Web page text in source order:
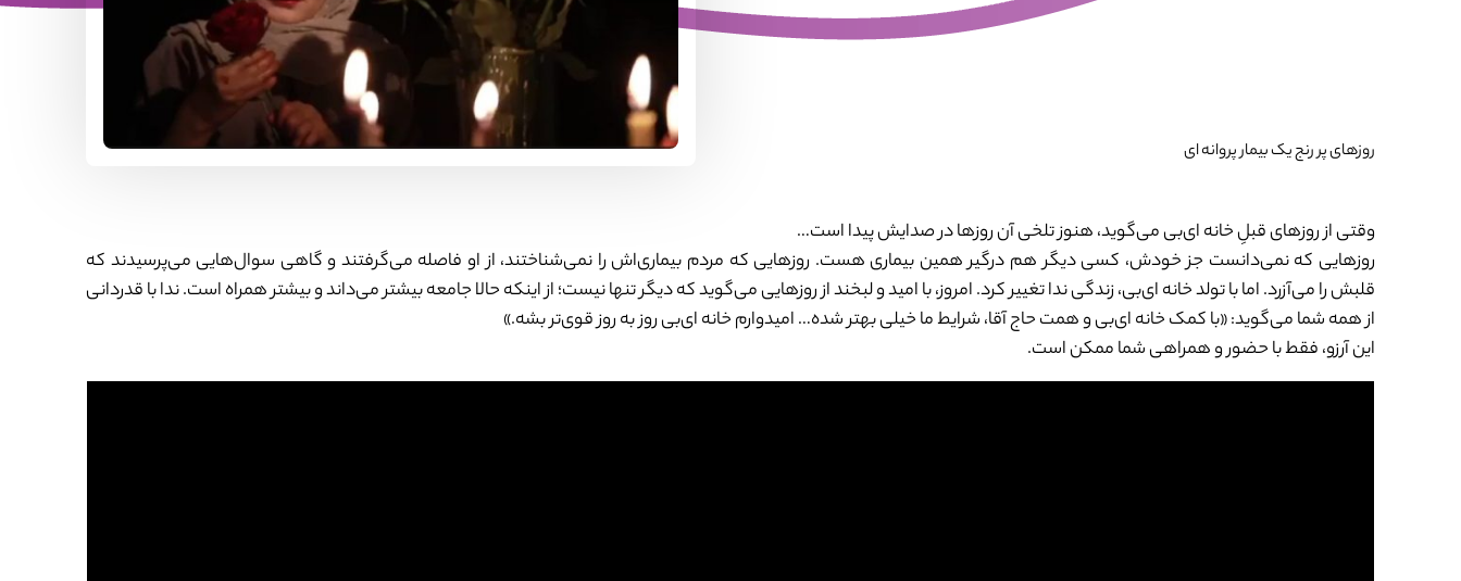
روزهای پر رنج یک بیمار پروانه ای
وقتی از روزهای قبلِ خانه ای‌بی می‌گوید، هنوز تلخی آن روزها در صدایش پیدا است…
روزهایی که نمی‌دانست جز خودش، کسی دیگر هم درگیر همین بیماری هست. روزهایی که مردم بیماری‌اش را نمی‌شناختند، از او فاصله می‌گرفتند و گاهی سوال‌هایی می‌پرسیدند که
قلبش را می‌آزرد. اما با تولد خانه ای‌بی، زندگی ندا تغییر کرد. امروز، با امید و لبخند از روزهایی می‌گوید که دیگر تنها نیست؛ از اینکه حالا جامعه بیشتر می‌داند و بیشتر همراه است. ندا با قدردانی
از همه شما می‌گوید: «با کمک خانه ای‌بی و همت حاج آقا، شرایط ما خیلی بهتر شده… امیدوارم خانه ای‌بی روز به روز قوی‌تر بشه.»
این آرزو، فقط با حضور و همراهی شما ممکن است.